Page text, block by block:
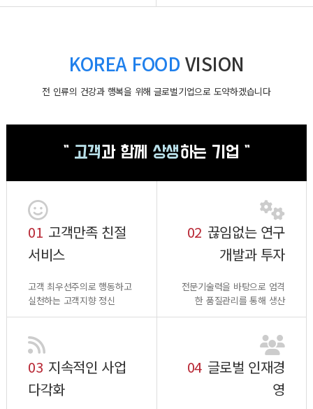
KOREA FOOD VISION
전 인류의 건강과 행복을 위해 글로벌기업으로 도약하겠습니다
" 고객과 함께 상생하는 기업 "
01 고객만족 친절
서비스
고객 최우선주의로 행동하고
실천하는 고객지향 정신
02 끊임없는 연구
개발과 투자
전문기술력을 바탕으로 엄격
한 품질관리를 통해 생산
03 지속적인 사업
다각화
04 글로벌 인재경
영